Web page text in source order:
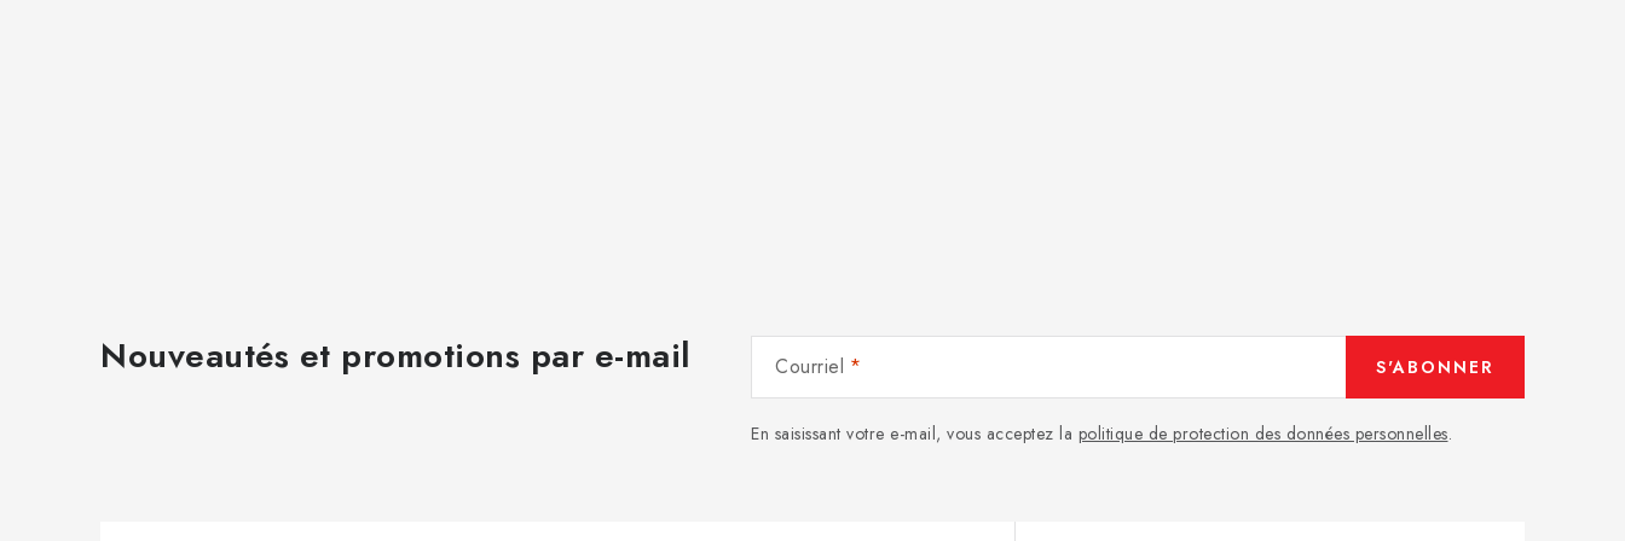
Nouveautés et promotions par e-mail Courriel
En saisissant votre e-mail, vous acceptez la politique de protection des données personnelles.
S'ABONNER